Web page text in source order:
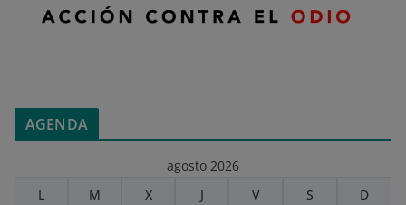
AGENDA
agosto 2026
L
M X J V S D